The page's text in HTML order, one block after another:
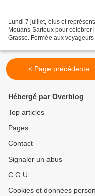
Lundi 7 juillet, élus et
Mouans-Sartoux pour
Grasse. Fermée aux
< Page précédente
Hébergé par Overblog
Top articles
Pages
Contact
Signaler un abus
C.G.U.
Cookies et données